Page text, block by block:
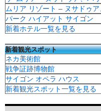
ムリア リゾート – ヌサドゥア
パーク ハイアット サイゴン
新着ホテル一覧を見る
新着観光スポット
ネカ美術館
戦争証跡博物館
サイゴン オペラ ハウス
新着観光スポット一覧を見る